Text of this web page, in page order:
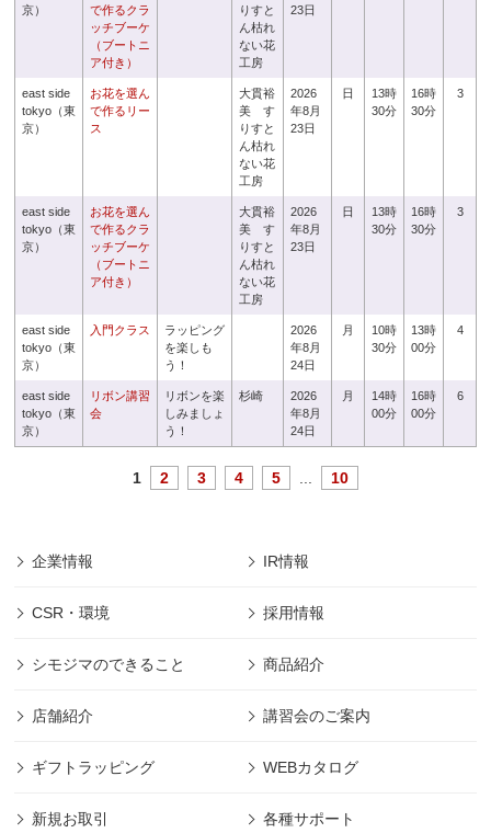
京）
で作るクラ
ッチブーケ
（ブートニ
ア付き）
りすと
ん枯れ
ない花
工房
23日
east side
tokyo（東
京）
お花を選ん
で作るリー
ス
大貫裕
美 す
りすと
ん枯れ
ない花
工房
2026
年8月
23日
日
13時
30分
16時
30分
3
east side
tokyo（東
京）
お花を選ん
で作るクラ
ッチブーケ
（ブートニ
ア付き）
大貫裕
美 す
りすと
ん枯れ
ない花
工房
2026
年8月
23日
日
13時
30分
16時
30分
3
east side
tokyo（東
京）
入門クラス
ラッピング
を楽しも
う！
2026
年8月
24日
月
10時
30分
13時
00分
4
east side
tokyo（東
京）
リボン講習
会
リボンを楽
しみましょ
う！
杉崎
2026
年8月
24日
月
14時
00分
16時
00分
6
1 2 3 4 5 10
企業情報 IR情報
CSR・環境 採用情報
シモジマのできること 商品紹介
店舗紹介 講習会のご案内
ギフトラッピング WEBカタログ
新規お取引 各種サポート